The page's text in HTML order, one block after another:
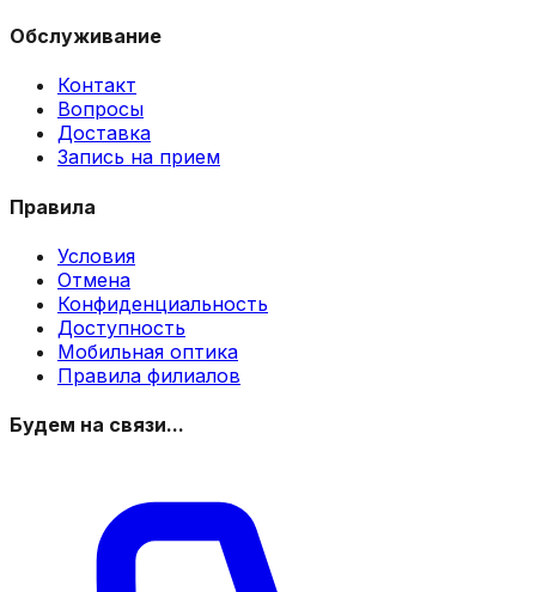
Обслуживание
Контакт
Вопросы
Доставка
Запись на прием
Правила
Условия
Отмена
Конфиденциальность
Доступность
Мобильная оптика
Правила филиалов
Будем на связи...